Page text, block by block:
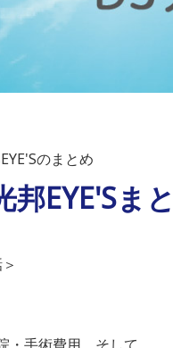
のまとめ
邦EYE'Sま
・手術費用、そして